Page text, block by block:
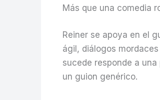
Más que una comedia
Reiner se apoya en el
ágil, diálogos
sucede responde a
un guion genérico.